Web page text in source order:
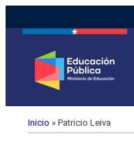
Inicio » Patricio Leiva